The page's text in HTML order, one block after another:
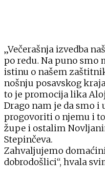
„Večerašnja izvedba
po redu. Na puno
istinu o našem
nošnju posavskog
to je promocija lika
Drago nam je da smo i
progovoriti o njemu i
župe i ostalim
Stepinčeva.
Zahvaljujemo
dobrodošlici“, hvala